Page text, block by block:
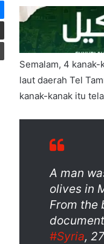
Semalam, 4
laut daerah Tel
kanak-kanak itu
A man
olives in
From the
#Syria,